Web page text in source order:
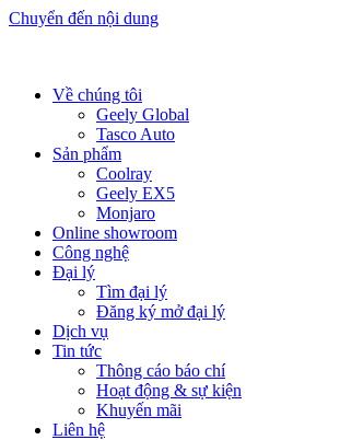
Chuyển đến nội dung
Về chúng tôi
Geely Global
Tasco Auto
Sản phẩm
Coolray
Geely EX5
Monjaro
Online showroom
Công nghệ
Đại lý
Tìm đại lý
Đăng ký mở đại lý
Dịch vụ
Tin tức
Thông cáo báo chí
Hoạt động & sự kiện
Khuyến mãi
Liên hệ